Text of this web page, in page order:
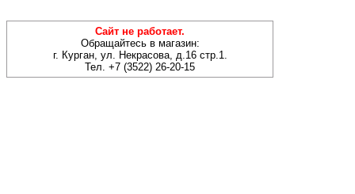
Сайт не работает.
Обращайтесь в магазин:
г. Курган, ул. Некрасова, д.16 стр.1.
Тел. +7 (3522) 26-20-15